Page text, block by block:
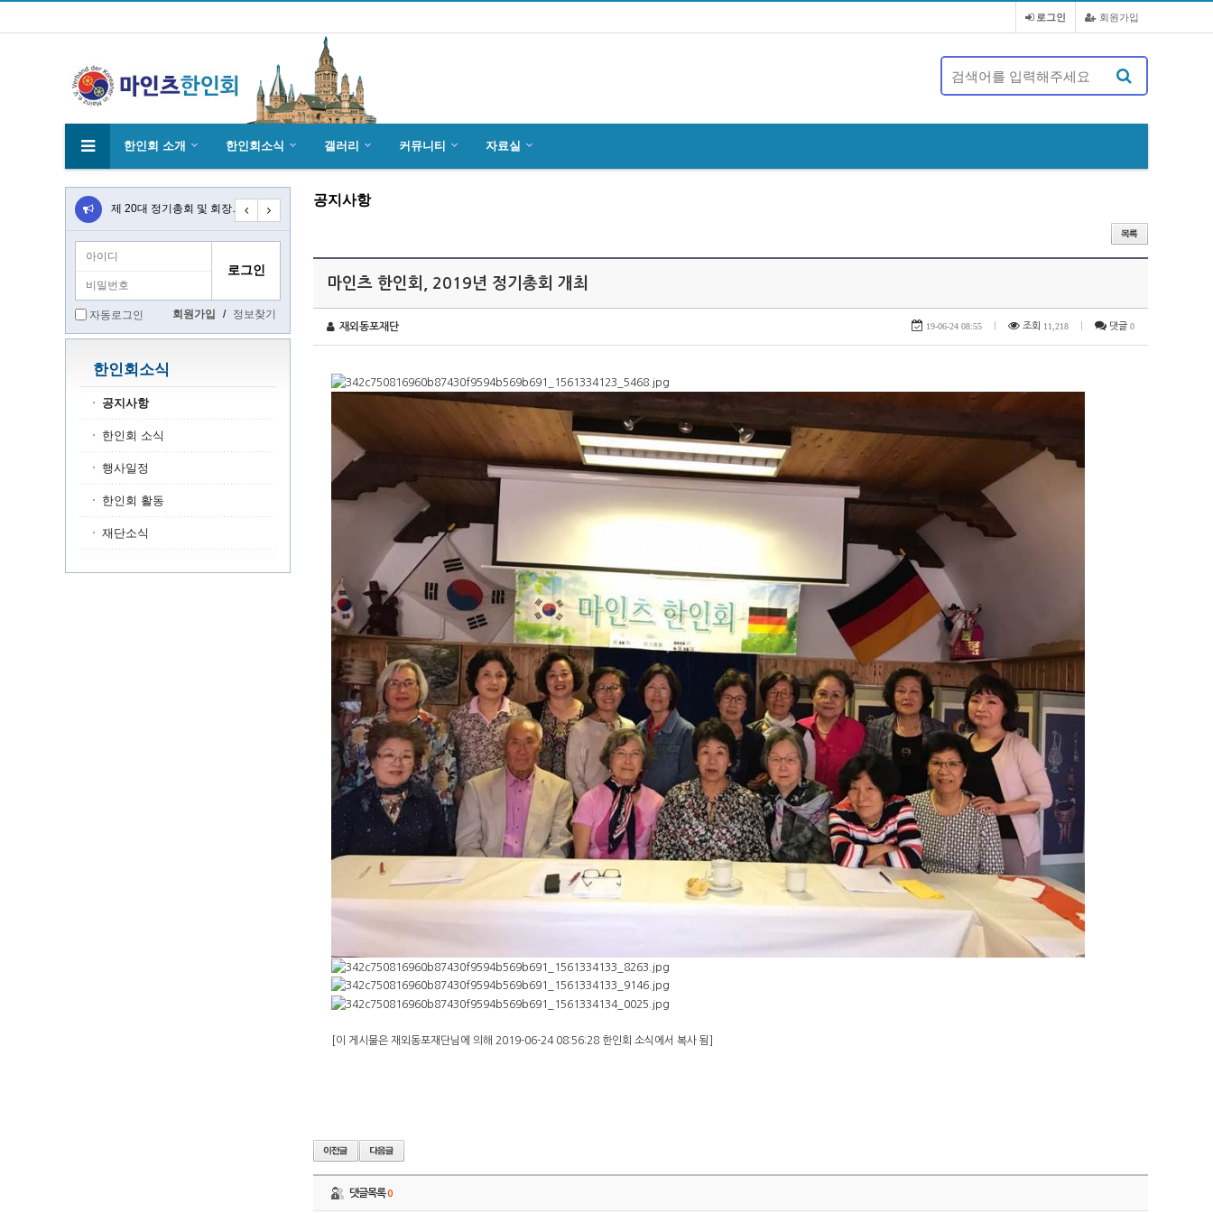
회원가입
로그인
한인회 소개 한인회소식 갤러리 커뮤니티 자료실
공지사항
마인츠 한인회, 2019년 정기총회 개최
재외동포재단 19-06-24 08:55 조회 11,218 댓글 0
[이 게시물은 재외동포재단님에 의해 2019-06-24 08:56:28 한인회 소식에서 복사 됨]
댓글목록0
4월27일 마인츠 한인 여성합창단10회 연주… 제 20대 정기총회 및 회장 선출 공문 초대합니다 마인츠 한인회 문화 행사 2020…
자동로그인 회원가입 / 정보찾기
한인회소식
공지사항
한인회 소식
행사일정
한인회 활동
재단소식